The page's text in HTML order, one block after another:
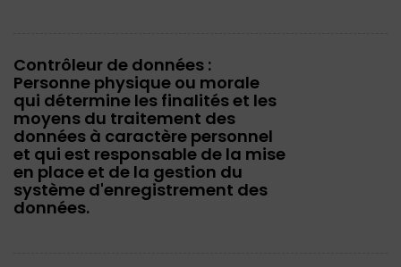
Contrôleur de données :
Personne physique ou morale
qui détermine les finalités et les
moyens du traitement des
données à caractère personnel
et qui est responsable de la mise
en place et de la gestion du
système d'enregistrement des
données.